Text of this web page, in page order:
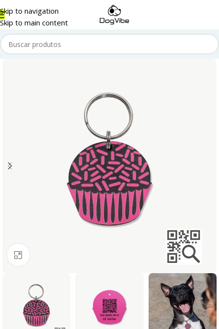
Skip to navigation
Skip to main content